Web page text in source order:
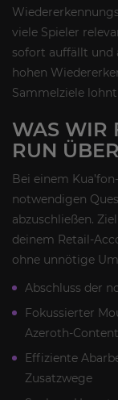
viele Spieler
sofort auffällt und
hohen
Sammelziele
WAS WIR
RUN
Bei einem
notwendigen
abzuschließen.
deinem Retail-
ohne unnötige
Abschluss der
Fokussierter
Azeroth-Content
Effiziente
Zusatzwege